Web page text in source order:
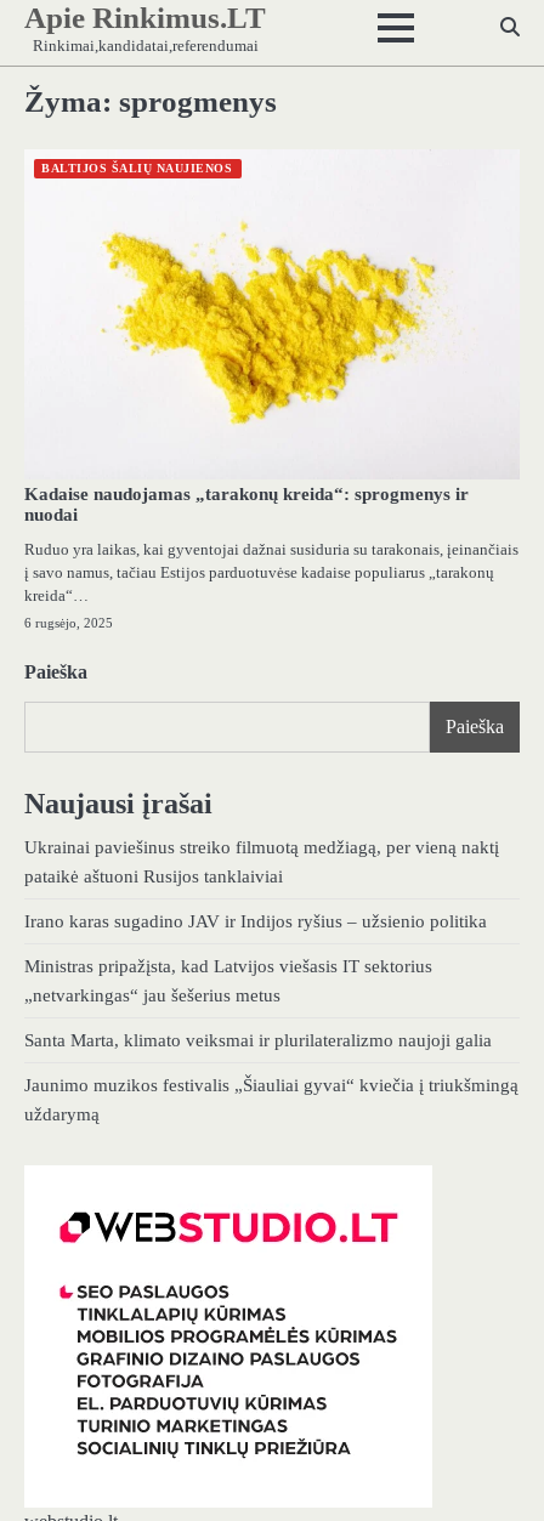
Skip
content
Apie Rinkimus.LT
Rinkimai,kandidatai,referendumai
Žyma: sprogmenys
BALTIJOS ŠALIŲ NAUJIENOS
Kadaise naudojamas „tarakonų kreida“: sprogmenys ir
nuodai
Ruduo yra laikas, kai gyventojai dažnai susiduria su tarakonais, įeinančiais
į savo namus, tačiau Estijos parduotuvėse kadaise populiarus „tarakonų
kreida“…
6 rugsėjo, 2025
Paieška
Paieška
Naujausi įrašai
Ukrainai paviešinus streiko filmuotą medžiagą, per vieną naktį
pataikė aštuoni Rusijos tanklaiviai
Irano karas sugadino JAV ir Indijos ryšius – užsienio politika
Ministras pripažįsta, kad Latvijos viešasis IT sektorius
„netvarkingas“ jau šešerius metus
Santa Marta, klimato veiksmai ir plurilateralizmo naujoji galia
Jaunimo muzikos festivalis „Šiauliai gyvai“ kviečia į triukšmingą
uždarymą